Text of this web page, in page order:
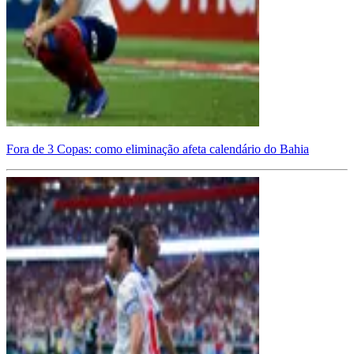
Fora de 3 Copas: como eliminação afeta calendário do Bahia